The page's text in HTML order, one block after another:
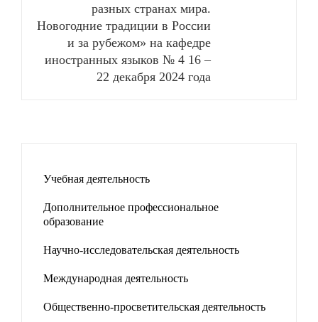
разных странах мира.
Новогодние традиции в России
и за рубежом» на кафедре
иностранных языков № 4 16 –
22 декабря 2024 года
Учебная деятельность
Дополнительное профессиональное
образование
Научно-исследовательская деятельность
Международная деятельность
Общественно-просветительская деятельность